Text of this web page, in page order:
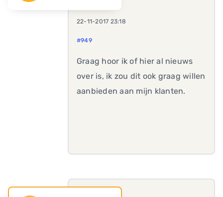
22-11-2017 23:18
#949
Graag hoor ik of hier al nieuws
over is, ik zou dit ook graag willen
aanbieden aan mijn klanten.